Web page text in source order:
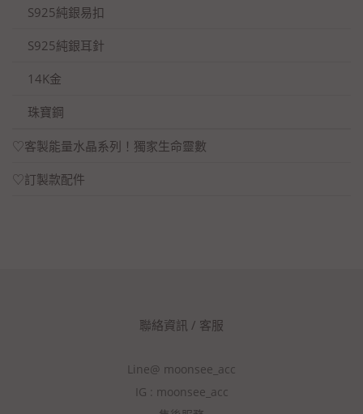
S925純銀易扣
S925純銀耳針
14K金
珠寶鋼
♡客製能量水晶系列！獨家生命靈數
♡訂製款配件
聯絡資訊 / 客服
Line@ moonsee_acc
IG : moonsee_acc